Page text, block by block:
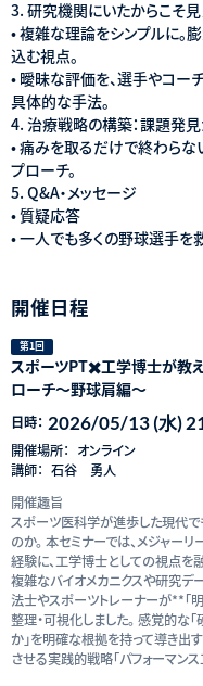
3. 研究機関にいたからこそ見
• 複雑な理論をシンプルに。
込む視点。
• 曖昧な評価を、選手やコー
具体的な手法。
4. 治療戦略の構築：課題発
• 痛みを取るだけで終わらな
プローチ。
5. Q&A・メッセージ
• 質疑応答
• 一人でも多くの野球選手を
開催日程
第1回
スポーツPT✖️工学博士が教
ローチ〜野球肩編〜
日時： 2026/05/13 (水)
開催場所： オンライン
講師： 石谷 勇人
開催趣旨
スポーツ医科学が進歩した現代で
のか。 本セミナーでは、メジャー
経験に、工学博士としての視点を
複雑なバイオメカニクスや研究デ
法士やスポーツトレーナーが**「
整理・可視化しました。 感覚的な
か」を明確な根拠を持って導き出
させる実践的戦略「パフォーマン